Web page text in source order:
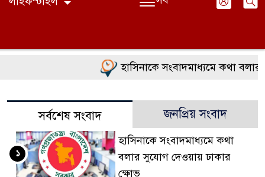
হাসিনাকে সংবাদমাধ্যমে কথা বলার
সর্বশেষ সংবাদ জনপ্রিয় সংবাদ
হাসিনাকে সংবাদমাধ্যমে কথা
বলার সুযোগ দেওয়ায় ঢাকার
ক্ষোভ
১